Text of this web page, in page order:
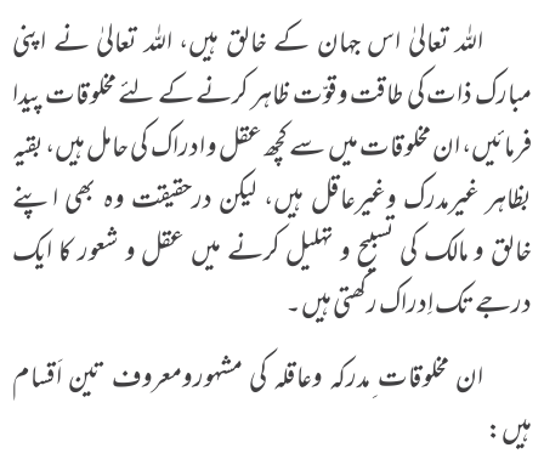
اللہ تعالیٰ اس جہان کے خالق ہیں، اللہ تعالیٰ نے اپنی
مبارک ذات کی طاقت وقوّت ظاہر کرنے کے لئے مخلوقات پیدا
فرمائیں، ان مخلوقات میں سے کچھ عقل و ادراک کی حامل ہیں، بقیہ
بظاہر غیرمدرک وغیرعاقل ہیں، لیکن درحقیقت وہ بھی اپنے
خالق و مالک کی تسبیح و تہلیل کرنے میں عقل و شعور کا ایک
درجے تک اِدراک رکھتی ہیں۔
ان مخلوقات ِمدرکہ وعاقلہ کی مشہورومعروف تین اَقسام
ہیں: